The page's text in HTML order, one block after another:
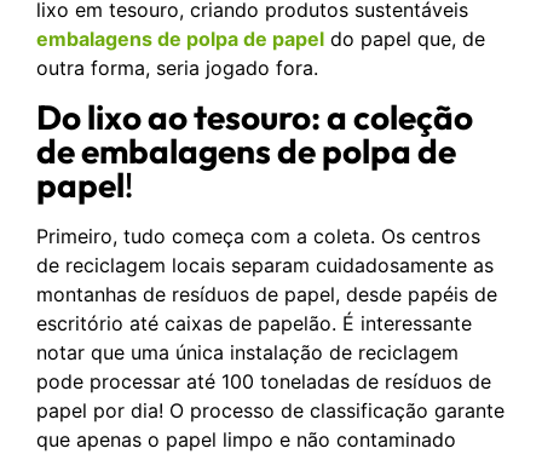
lixo em tesouro, criando produtos sustentáveis
embalagens de polpa de papel do papel que, de
outra forma, seria jogado fora.
Do lixo ao tesouro: a coleção
de embalagens de polpa de
papel!
Primeiro, tudo começa com a coleta. Os centros
de reciclagem locais separam cuidadosamente as
montanhas de resíduos de papel, desde papéis de
escritório até caixas de papelão. É interessante
notar que uma única instalação de reciclagem
pode processar até 100 toneladas de resíduos de
papel por dia! O processo de classificação garante
que apenas o papel limpo e não contaminado